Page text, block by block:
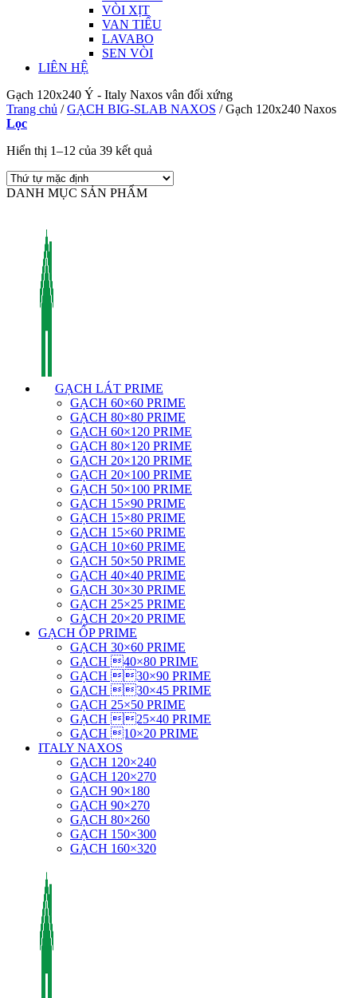
VÒI XỊT
VAN TIỂU
LAVABO
SEN VÒI
LIÊN HỆ
Gạch 120x240 Ý - Italy Naxos vân đối xứng
Trang chủ / GẠCH BIG-SLAB NAXOS /Gạch 120x240 Naxos
Lọc
Hiển thị 1–12 của 39 kết quả
DANH MỤC SẢN PHẨM
GẠCH LÁT PRIME
GẠCH 60×60 PRIME
GẠCH 80×80 PRIME
GẠCH 60×120 PRIME
GẠCH 80×120 PRIME
GẠCH 20×120 PRIME
GẠCH 20×100 PRIME
GẠCH 50×100 PRIME
GẠCH 15×90 PRIME
GẠCH 15×80 PRIME
GẠCH 15×60 PRIME
GẠCH 10×60 PRIME
GẠCH 50×50 PRIME
GẠCH 40×40 PRIME
GẠCH 30×30 PRIME
GẠCH 25×25 PRIME
GẠCH 20×20 PRIME
GẠCH ỐP PRIME
GẠCH 30×60 PRIME
GẠCH 40×80 PRIME
GẠCH 30×90 PRIME
GẠCH 30×45 PRIME
GẠCH 25×50 PRIME
GẠCH 25×40 PRIME
GẠCH 10×20 PRIME
ITALY NAXOS
GẠCH 120×240
GẠCH 120×270
GẠCH 90×180
GẠCH 90×270
GẠCH 80×260
GẠCH 150×300
GẠCH 160×320